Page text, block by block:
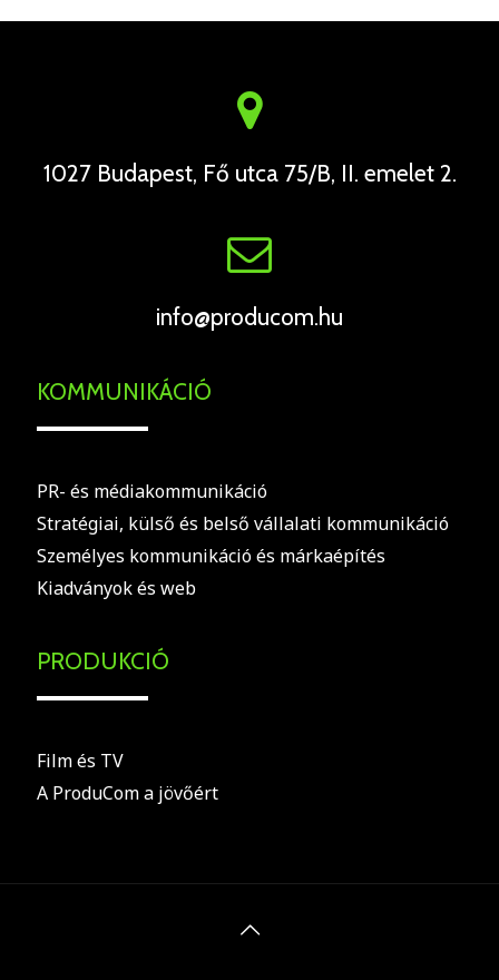
1027 Budapest, Fő utca 75/B, II. emelet 2.
info@producom.hu
KOMMUNIKÁCIÓ
PR- és médiakommunikáció
Stratégiai, külső és belső vállalati kommunikáció
Személyes kommunikáció és márkaépítés
Kiadványok és web
PRODUKCIÓ
Film és TV
A ProduCom a jövőért